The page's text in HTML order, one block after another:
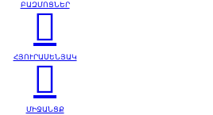
ԲԱԶՄՈՑՆԵՐ
ՀՅՈՒՐԱՍԵՆՅԱԿ
ՄԻՋԱՆՑՔ